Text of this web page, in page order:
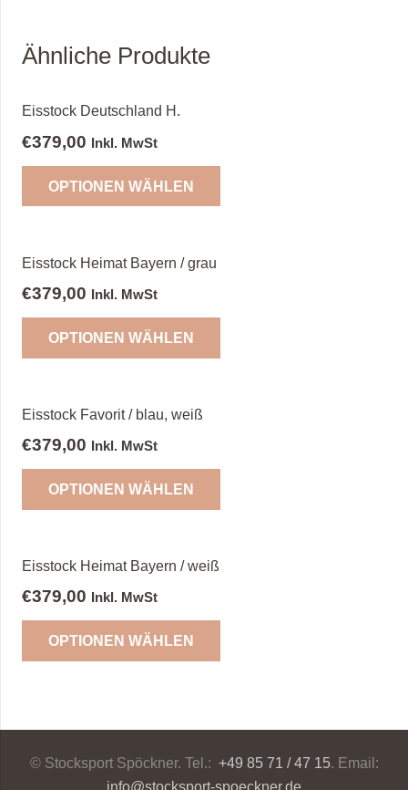
Ähnliche Produkte
Eisstock Deutschland H.
€379,00 Inkl. MwSt
OPTIONEN WÄHLEN
Eisstock Heimat Bayern / grau
€379,00 Inkl. MwSt
OPTIONEN WÄHLEN
Eisstock Favorit / blau, weiß
€379,00 Inkl. MwSt
OPTIONEN WÄHLEN
Eisstock Heimat Bayern / weiß
€379,00 Inkl. MwSt
OPTIONEN WÄHLEN
© Stocksport Spöckner. Tel.: +49 85 71 / 47 15. Email:
info@stocksport-spoeckner.de